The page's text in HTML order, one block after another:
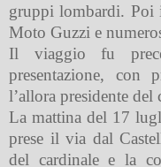
gruppi lombardi. Poi
Moto Guzzi e
Il viaggio fu
presentazione, con
l’allora presidente
La mattina del 17
prese il via dal
del cardinale e la